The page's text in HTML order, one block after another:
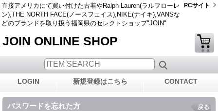
直接アメリカにて買い付けた古着やRalph Lauren(ラルフローレ
ン),THE NORTH FACE(ノースフェイス),NIKE(ナイキ),VANSな
どのブランドを取り扱う福岡県のセレクトショップ"JOIN"
PCサイト
JOIN ONLINE SHOP
LOGIN 新規登録はこちら CONTACT
パスワードを忘れた方 戻る